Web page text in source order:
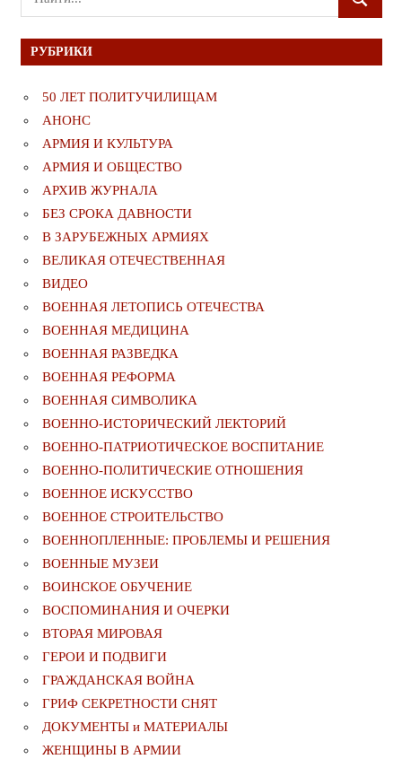
для:
ПОИСК
РУБРИКИ
50 ЛЕТ ПОЛИТУЧИЛИЩАМ
АНОНС
АРМИЯ И КУЛЬТУРА
АРМИЯ И ОБЩЕСТВО
АРХИВ ЖУРНАЛА
БЕЗ СРОКА ДАВНОСТИ
В ЗАРУБЕЖНЫХ АРМИЯХ
ВЕЛИКАЯ ОТЕЧЕСТВЕННАЯ
ВИДЕО
ВОЕННАЯ ЛЕТОПИСЬ ОТЕЧЕСТВА
ВОЕННАЯ МЕДИЦИНА
ВОЕННАЯ РАЗВЕДКА
ВОЕННАЯ РЕФОРМА
ВОЕННАЯ СИМВОЛИКА
ВОЕННО-ИСТОРИЧЕСКИЙ ЛЕКТОРИЙ
ВОЕННО-ПАТРИОТИЧЕСКОЕ ВОСПИТАНИЕ
ВОЕННО-ПОЛИТИЧЕСКИE ОТНОШЕНИЯ
ВОЕННОЕ ИСКУССТВО
ВОЕННОЕ СТРОИТЕЛЬСТВО
ВОЕННОПЛЕННЫЕ: ПРОБЛЕМЫ И РЕШЕНИЯ
ВОЕННЫЕ МУЗЕИ
ВОИНСКОЕ ОБУЧЕНИЕ
ВОСПОМИНАНИЯ И ОЧЕРКИ
ВТОРАЯ МИРОВАЯ
ГЕРОИ И ПОДВИГИ
ГРАЖДАНСКАЯ ВОЙНА
ГРИФ СЕКРЕТНОСТИ СНЯТ
ДОКУМЕНТЫ и МАТЕРИАЛЫ
ЖЕНЩИНЫ В АРМИИ